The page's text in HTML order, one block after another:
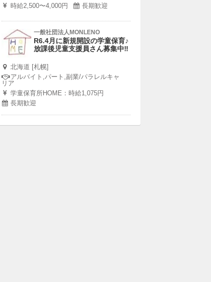
時給2,500〜4,000円
長期歓迎
一般社団法人MONLENO
R6.4月に新規開設の学童保育♪
放課後児童支援員さん募集中‼︎
北海道 [札幌]
アルバイト,パート,副業/パラレルキャ
リア
学童保育所HOME：時給1,075円
長期歓迎